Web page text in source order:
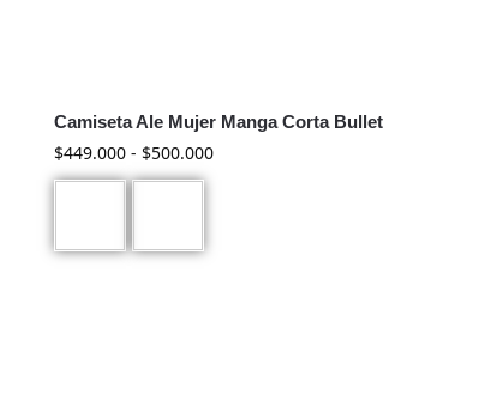
Camiseta Ale Mujer Manga Corta Bullet
$449.000 - $500.000